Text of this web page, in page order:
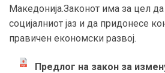
Македонија.Законот има за цел
социјалниот јаз и да придонесе
правичен економски развој.
Предлог на закон за